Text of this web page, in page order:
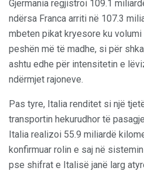
Gjermania regjistroi 109.1
ndërsa Franca arriti në 107.3
mbeten pikat kryesore ku
peshën më të madhe, si për
ashtu edhe për intensitetin e
ndërmjet rajoneve.
Pas tyre, Italia renditet si një
transportin hekurudhor të
Italia realizoi 55.9 miliardë
konfirmuar rolin e saj në
pse shifrat e Italisë janë larg